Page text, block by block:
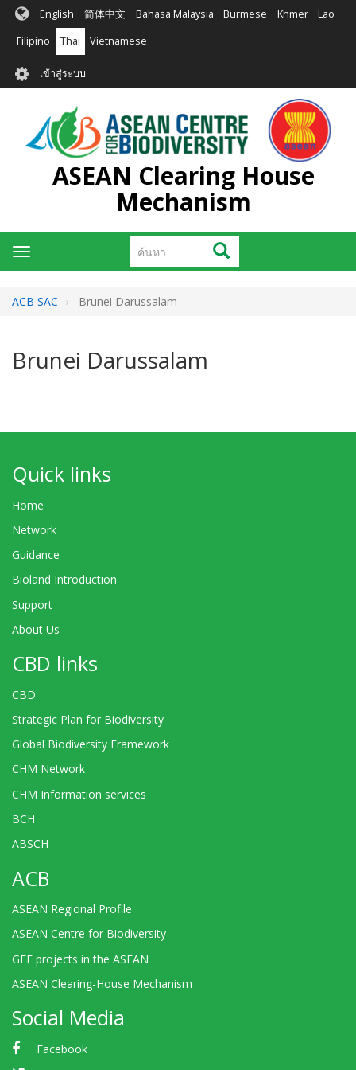
ข้าม
หลัก
English 简体中文 Bahasa Malaysia Burmese Khmer Lao
Filipino Thai Vietnamese
User
account
menu
เข้าสู่ระบบ
ASEAN Clearing House
Mechanism
ค้นหา ค้นหา
Toggle
navigation
ACB SAC Brunei Darussalam
Brunei Darussalam
Quick links
Home
Network
Guidance
Bioland Introduction
Support
About Us
CBD links
CBD
Strategic Plan for Biodiversity
Global Biodiversity Framework
CHM Network
CHM Information services
BCH
ABSCH
ACB
ASEAN Regional Profile
ASEAN Centre for Biodiversity
GEF projects in the ASEAN
ASEAN Clearing-House Mechanism
Social Media
Facebook